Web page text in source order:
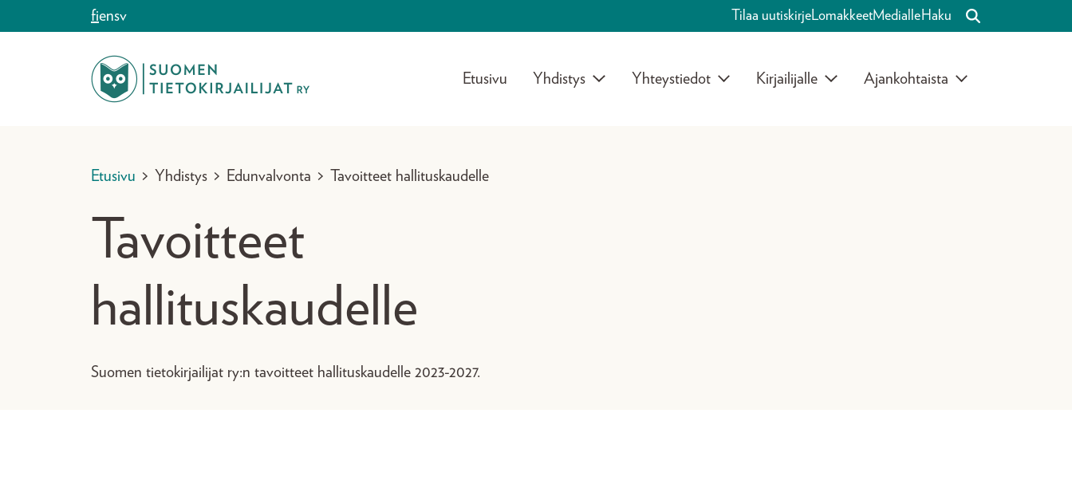
fiensv Tilaa uutiskirjeLomakkeetMedialleHaku
Etusivu Yhdistys Yhteystiedot Kirjailijalle Ajankohtaista
Etusivu > Yhdistys > Edunvalvonta > Tavoitteet hallituskaudelle
Tavoitteet
hallituskaudelle
Suomen tietokirjailijat ry:n tavoitteet hallituskaudelle 2023-2027.